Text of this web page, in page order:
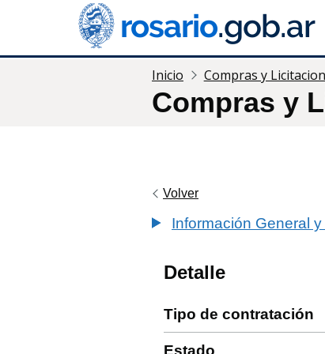
Inicio Compras y
Compras y
Volver
Información General y
Detalle
Tipo de contratación
Estado